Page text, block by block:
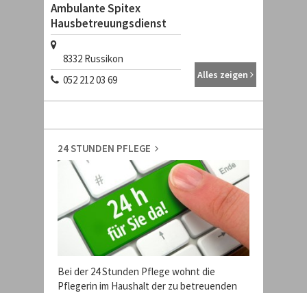
Ambulante Spitex
Hausbetreuungsdienst
8332 Russikon
052 212 03 69
Alles zeigen
24 STUNDEN PFLEGE
Bei der 24 Stunden Pflege wohnt die
Pflegerin im Haushalt der zu betreuenden